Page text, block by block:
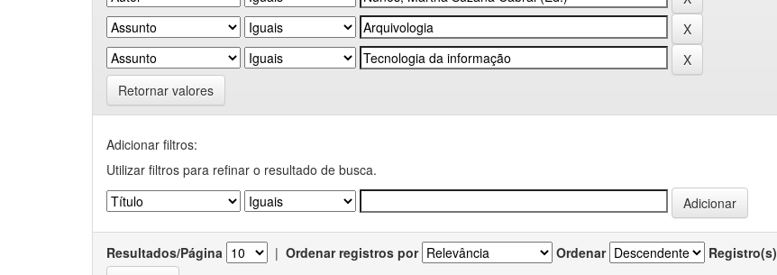
Retornar valores
Adicionar filtros:
Utilizar filtros para refinar o resultado de busca.
Resultados/Página | Ordenar registros por Ordenar Registro(s)